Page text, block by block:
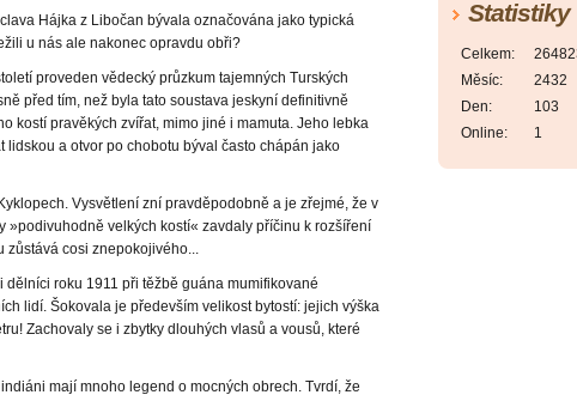
Hájka z Libočan bývala označována jako typická
u nás ale nakonec opravdu obři?
proveden vědecký průzkum tajemných Turských
před tím, než byla tato soustava jeskyní definitivně
kostí pravěkých zvířat, mimo jiné i mamuta. Jeho lebka
lidskou a otvor po chobotu býval často chápán jako
Vysvětlení zní pravděpodobně a je zřejmé, že v
»podivuhodně velkých kostí« zavdaly příčinu k rozšíření
zůstává cosi znepokojivého...
roku 1911 při těžbě guána mumifikované
lidí. Šokovala je především velikost bytostí: jejich výška
Zachovaly se i zbytky dlouhých vlasů a vousů, které
mají mnoho legend o mocných obrech. Tvrdí, že
Statistiky
Online: 1
Celkem:
Měsíc:
2432
Den:
103